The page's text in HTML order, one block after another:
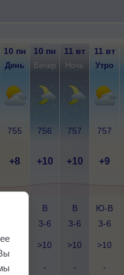
10 пн 10 пн 11 вт 11 вт
День Вечер Ночь Утро
755 756 757 757
+8 +10 +10 +9
В
3-6
В
3-6
Ю-В
3-6
5-10 >10 >10 >10
- - -